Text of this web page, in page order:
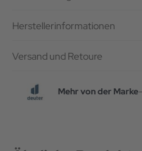
Herstellerinformationen
Versand und Retoure
Mehr von der Marke